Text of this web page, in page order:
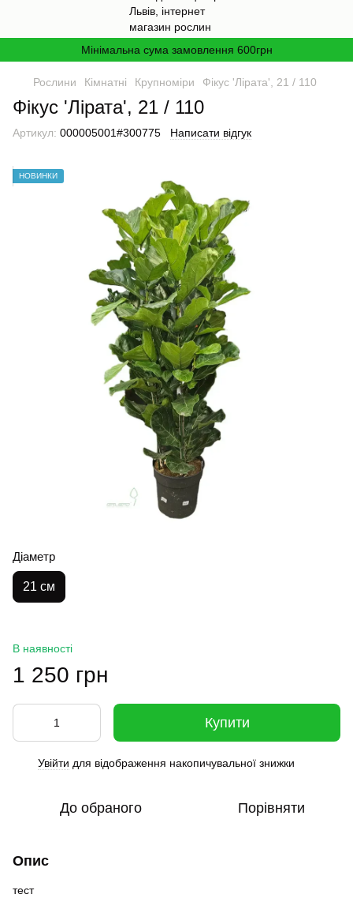
Мінімальна сума замовлення 600грн
Рослини Кімнатні Крупноміри Фікус 'Лірата', 21 / 110
Фікус 'Лірата', 21 / 110
Артикул: 000005001#300775 Написати відгук
НОВИНКИ
Діаметр
21 см
В наявності
1 250 грн
Купити
Увійти для відображення накопичувальної знижки
До обраного Порівняти
Опис
тест